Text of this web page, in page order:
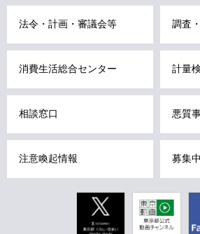
こ
ま
す
法令・計画・審議会等 調査
消費生活総合センター 計量
相談窓口 悪質
注意喚起情報 募集
Twitter
東京動画
東京都公式
動画チャン